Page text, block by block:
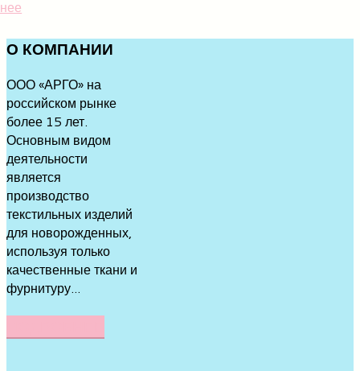
О КОМПАНИИ
ООО «АРГО» на
российском рынке
более 15 лет.
Основным видом
деятельности
является
производство
текстильных изделий
для новорожденных,
используя только
качественные ткани и
фурнитуру...